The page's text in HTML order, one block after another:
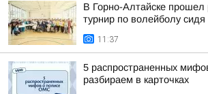
В Горно-Алтайске прошел
турнир по волейболу сидя
11:37
5 распространенных
разбираем в карточках